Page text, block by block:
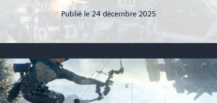
Publié le 24 décembre 2025